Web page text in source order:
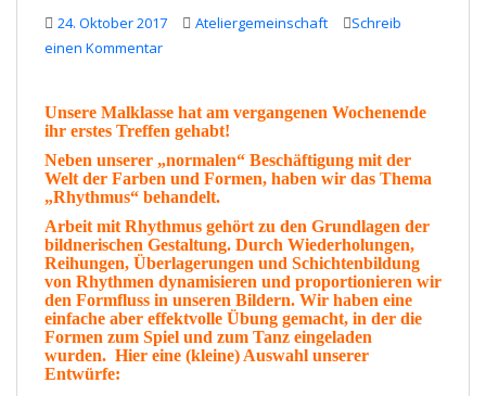
24. Oktober 2017 Ateliergemeinschaft
Schreib
einen Kommentar
Unsere Malklasse hat am vergangenen Wochenende
ihr erstes Treffen gehabt!
Neben unserer „normalen“ Beschäftigung mit der
Welt der Farben und Formen, haben wir das Thema
„Rhythmus“ behandelt.
Arbeit mit Rhythmus gehört zu den Grundlagen der
bildnerischen Gestaltung. Durch Wiederholungen,
Reihungen, Überlagerungen und Schichtenbildung
von Rhythmen dynamisieren und proportionieren wir
den Formfluss in unseren Bildern. Wir haben eine
einfache aber effektvolle Übung gemacht, in der die
Formen zum Spiel und zum Tanz eingeladen
wurden. Hier eine (kleine) Auswahl unserer
Entwürfe: